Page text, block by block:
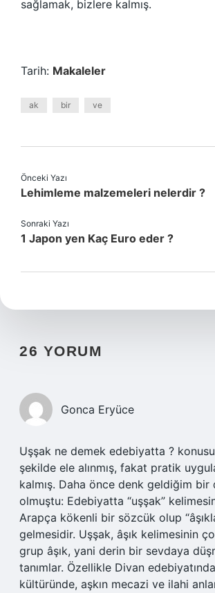
sağlamak, bizlere kalmış.
Tarih: Makaleler
ak bir ve
Önceki Yazı
Lehimleme malzemeleri nelerdir ?
Sonraki Yazı
1 Japon yen Kaç Euro eder ?
26 YORUM
Gonca Eryüce
Uşşak ne demek edebiyatta ?
şekilde ele alınmış, fakat pratik
kalmış. Daha önce denk geldiğim bir
olmuştu: Edebiyatta “uşşak”
Arapça kökenli bir sözcük olup
gelmesidir. Uşşak, âşık kelimesinin
grup âşık, yani derin bir sevdaya
tanımlar. Özellikle Divan
kültüründe, aşkın mecazi ve ilahi